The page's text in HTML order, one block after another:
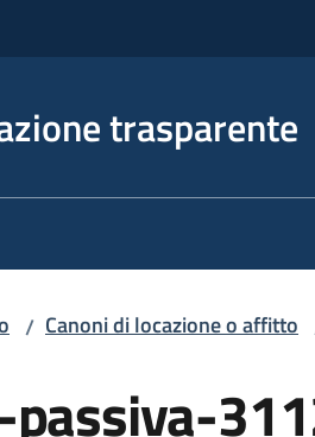
trasparente
/ Canoni di locazione o affitto